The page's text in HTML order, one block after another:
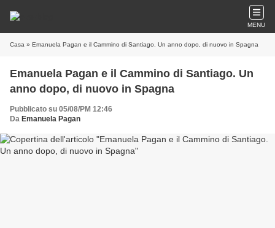
MENU
Casa » Emanuela Pagan e il Cammino di Santiago. Un anno dopo, di nuovo in Spagna
Emanuela Pagan e il Cammino di Santiago. Un
anno dopo, di nuovo in Spagna
Pubblicato su 05/08/PM 12:46
Da Emanuela Pagan